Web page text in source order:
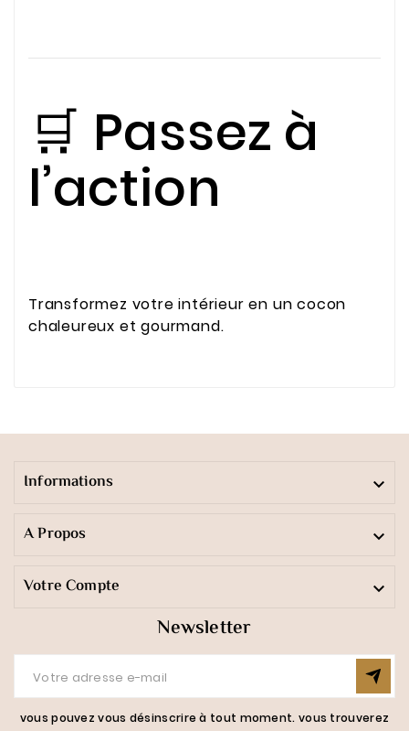
🛒 Passez à
l’action
Transformez votre intérieur en un cocon
chaleureux et gourmand.
Informations 
A Propos 
Votre Compte 
Newsletter
vous pouvez vous désinscrire à tout moment. vous trouverez